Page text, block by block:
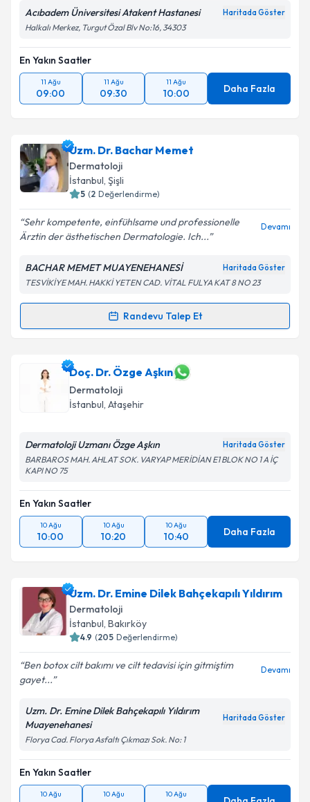
Acıbadem Üniversitesi Atakent Hastanesi Haritada Göster
Halkalı Merkez, Turgut Özal Blv No:16, 34303
En Yakın Saatler
11 Ağu
09:00
11 Ağu
09:30
11 Ağu
10:00 Daha Fazla
Uzm. Dr. Bachar Memet
Dermatoloji
İstanbul, Şişli
5 (2 Değerlendirme)
Sehr kompetente, einfühlsame und professionelle
Ärztin der ästhetischen Dermatologie. Ich...
Devamı
BACHAR MEMET MUAYENEHANESİ Haritada Göster
TESVİKİYE MAH. HAKKİ YETEN CAD. VİTAL FULYA KAT 8 NO 23
Randevu Talep Et
Randevu Takvimi Talebi
Uzm. Dr. Bachar Memetiçin randevu takvimi talebi
oluşturun. Size bu uzmandan randevu almanız için bir
takvim hazırlandığında e-posta ile bilgilendireceğiz.
Kişisel verilerimin işlenmesine ilişkinAydınlatma
Metni
kapsamda işlenmesini kabul ediyorum.
Doç. Dr. Özge Aşkın
Dermatoloji
İstanbul, Ataşehir
Dermatoloji Uzmanı Özge Aşkın Haritada Göster
BARBAROS MAH. AHLAT SOK. VARYAP MERİDİAN E1 BLOK NO 1 A İÇ
KAPI NO 75
En Yakın Saatler
10 Ağu
10:00
10 Ağu
10:20
10 Ağu
10:40 Daha Fazla
Uzm. Dr. Emine Dilek Bahçekapılı Yıldırım
Dermatoloji
İstanbul, Bakırköy
4.9 (205 Değerlendirme)
Ben botox cilt bakımı ve cilt tedavisi için gitmiştim
gayet...
Devamı
Uzm. Dr. Emine Dilek Bahçekapılı Yıldırım
Muayenehanesi
Haritada Göster
Florya Cad. Florya Asfaltı Çıkmazı Sok. No: 1
En Yakın Saatler
10 Ağu 10 Ağu 10 Ağu